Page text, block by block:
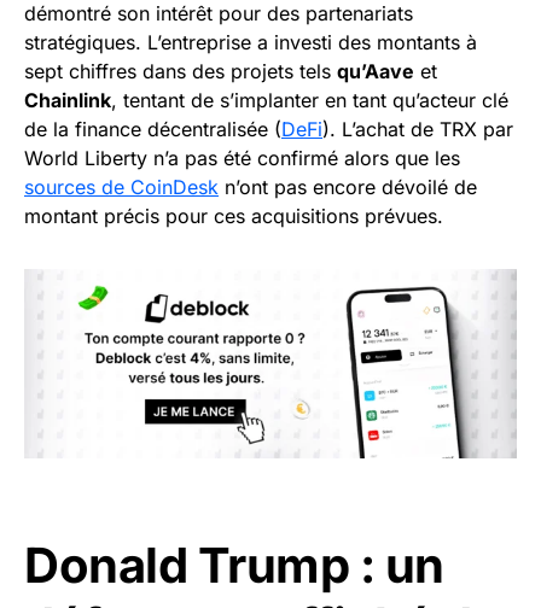
démontré son intérêt pour des partenariats
stratégiques. L’entreprise a investi des montants à
sept chiffres dans des projets tels qu’Aave et
Chainlink, tentant de s’implanter en tant qu’acteur clé
de la finance décentralisée (DeFi). L’achat de TRX par
World Liberty n’a pas été confirmé alors que les
sources de CoinDesk n’ont pas encore dévoilé de
montant précis pour ces acquisitions prévues.
Donald Trump : un